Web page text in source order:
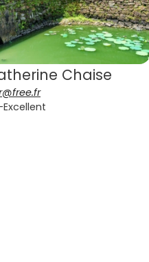
Chaise
Excellent